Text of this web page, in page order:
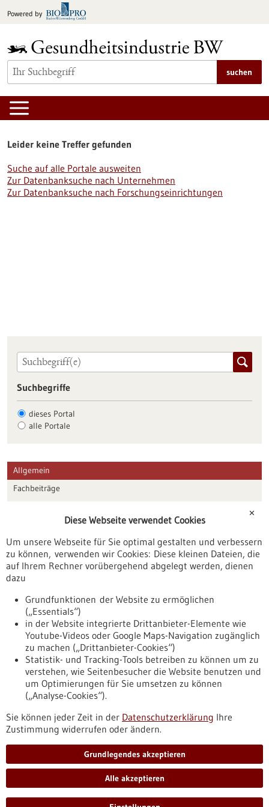
Inhalt
Powered by
suchen
Leider keine Treffer gefunden
Suche auf alle Portale ausweiten
Zur Datenbanksuche nach Unternehmen
Zur Datenbanksuche nach Forschungseinrichtungen
Suchbegriffe
dieses Portal
alle Portale
Allgemein
Fachbeiträge
Veranstaltungen
Erscheinungsdatum
Nach oben
Informiert bleiben
Newsletter abonnieren
✕
Diese Webseite verwendet Cookies
Um unsere Webseite für Sie optimal gestalten und verbessern
zu können, verwenden wir Cookies: Diese kleinen Dateien, die
auf Ihrem Rechner vorübergehend abgelegt werden, dienen
dazu
Grundfunktionen der Website zu ermöglichen
(„Essentials“)
in der Website integrierte Drittanbieter-Elemente wie
Youtube-Videos oder Google Maps-Navigation zugänglich
zu machen („Drittanbieter-Cookies“)
Statistik- und Tracking-Tools betreiben zu können um zu
verstehen, wie Seitenbesucher die Website benutzen und
um Optimierungen für Sie umsetzen zu können
(„Analyse-Cookies“).
Sie können jeder Zeit in der Datenschutzerklärung Ihre
Zustimmung widerrufen oder ändern.
Grundlegendes akzeptieren
Alle akzeptieren